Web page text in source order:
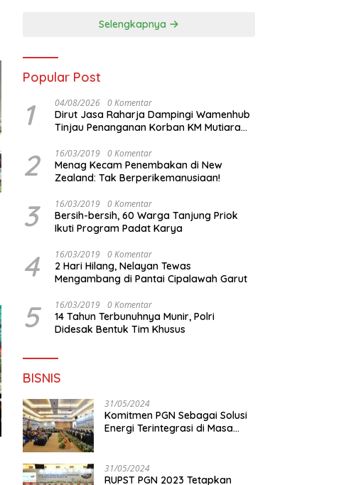
Selengkapnya
Popular Post
1 04/08/2026 0 Komentar
Dirut Jasa Raharja Dampingi Wamenhub
Tinjau Penanganan Korban KM Mutiara
2 16/03/2019 0 Komentar
Menag Kecam Penembakan di New
Zealand: Tak Berperikemanusiaan!
3 16/03/2019 0 Komentar
Bersih-bersih, 60 Warga Tanjung Priok
Ikuti Program Padat Karya
4 16/03/2019 0 Komentar
2 Hari Hilang, Nelayan Tewas
Mengambang di Pantai Cipalawah Garut
5 16/03/2019 0 Komentar
14 Tahun Terbunuhnya Munir, Polri
Didesak Bentuk Tim Khusus
BISNIS
31/05/2024
Komitmen PGN Sebagai Solusi
Energi Terintegrasi di Masa
31/05/2024
RUPST PGN 2023 Tetapkan